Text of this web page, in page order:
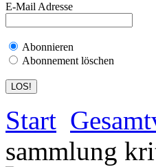
E-Mail Adresse
Abonnieren
Abonnement löschen
Start
sammlung